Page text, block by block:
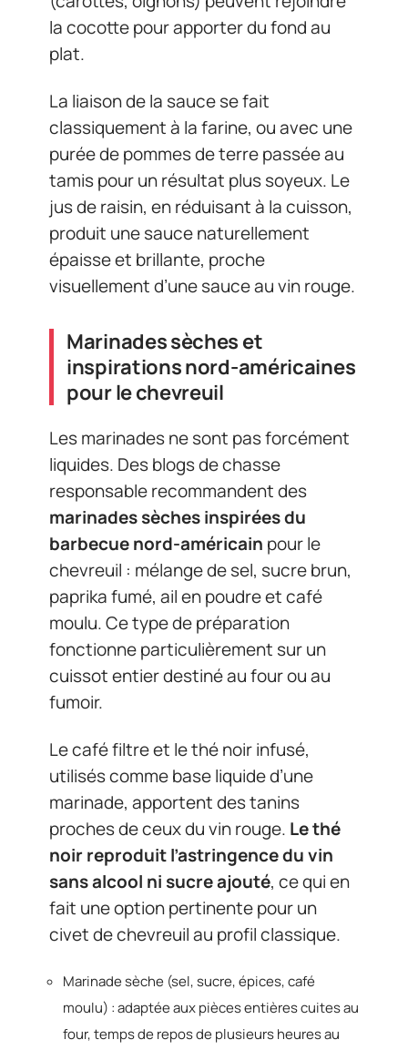
la cocotte pour apporter du fond au
plat.
La liaison de la sauce se fait
classiquement à la farine, ou avec une
purée de pommes de terre passée au
tamis pour un résultat plus soyeux. Le
jus de raisin, en réduisant à la cuisson,
produit une sauce naturellement
épaisse et brillante, proche
visuellement d’une sauce au vin rouge.
Marinades sèches et
inspirations nord-américaines
pour le chevreuil
Les marinades ne sont pas forcément
liquides. Des blogs de chasse
responsable recommandent des
marinades sèches inspirées du
barbecue nord-américain pour le
chevreuil : mélange de sel, sucre brun,
paprika fumé, ail en poudre et café
moulu. Ce type de préparation
fonctionne particulièrement sur un
cuissot entier destiné au four ou au
fumoir.
Le café filtre et le thé noir infusé,
utilisés comme base liquide d’une
marinade, apportent des tanins
proches de ceux du vin rouge. Le thé
noir reproduit l’astringence du vin
sans alcool ni sucre ajouté, ce qui en
fait une option pertinente pour un
civet de chevreuil au profil classique.
Marinade sèche (sel, sucre, épices, café
moulu) : adaptée aux pièces entières cuites au
four, temps de repos de plusieurs heures au